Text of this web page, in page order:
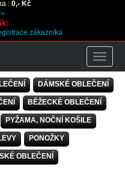
: 0,- Kč
zákazníka
DÁMSKÉ OBLEČENÍ
BĚŽECKÉ OBLEČENÍ
PYŽAMA, NOČNÍ KOŠILE
PONOŽKY
OBLEČENÍ